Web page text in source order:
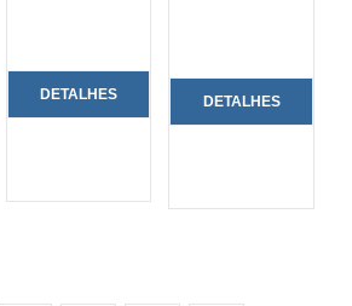
DETALHES DETALHES